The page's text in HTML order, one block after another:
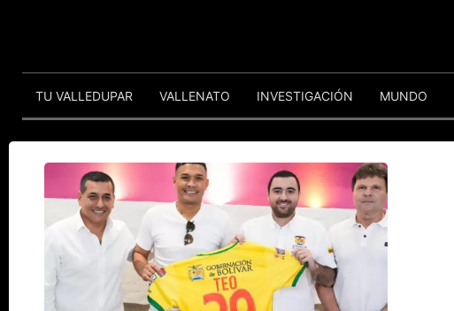
TU VALLEDUPAR VALLENATO INVESTIGACIÓN MUNDO